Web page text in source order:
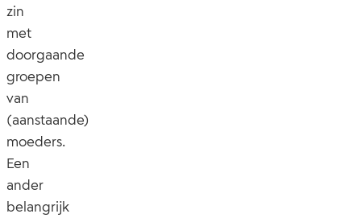
zin
met
doorgaande
groepen
van
(aanstaande)
moeders.
Een
ander
belangrijk